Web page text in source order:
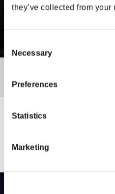
they’ve collected from
Selection
Necessary
Preferences
Statistics
Marketing